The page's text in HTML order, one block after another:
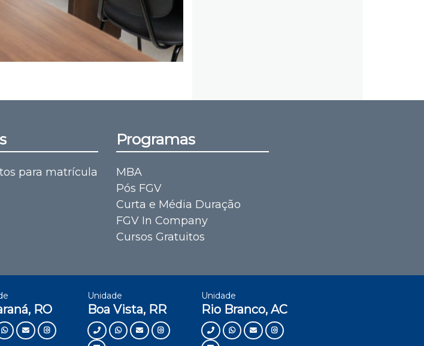
para matrícula
Programas
MBA
Pós FGV
Curta e Média Duração
FGV In Company
Cursos Gratuitos
RO
Unidade
Boa Vista, RR
Unidade
Rio Branco, AC